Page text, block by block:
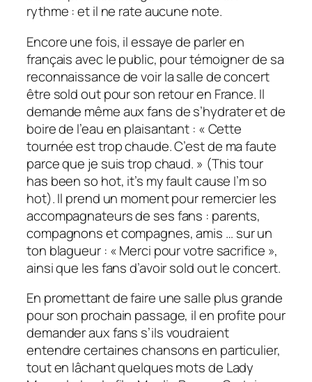
rythme : et il ne rate aucune note.
Encore une fois, il essaye de parler en
français avec le public, pour témoigner de sa
reconnaissance de voir la salle de concert
être sold out pour son retour en France. Il
demande même aux fans de s’hydrater et de
boire de l’eau en plaisantant : « Cette
tournée est trop chaude. C’est de ma faute
parce que je suis trop chaud. » (This tour
has been so hot, it’s my fault cause I’m so
hot). Il prend un moment pour remercier les
accompagnateurs de ses fans : parents,
compagnons et compagnes, amis … sur un
ton blagueur : « Merci pour votre sacrifice »,
ainsi que les fans d’avoir sold out le concert.
En promettant de faire une salle plus grande
pour son prochain passage, il en profite pour
demander aux fans s’ils voudraient
entendre certaines chansons en particulier,
tout en lâchant quelques mots de Lady